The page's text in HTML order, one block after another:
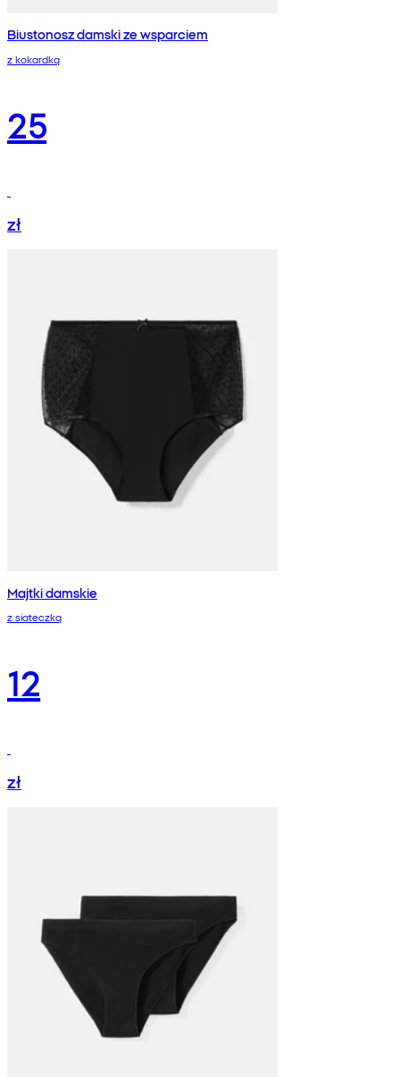
Biustonosz damski ze wsparciem
z kokardką
25
zł
Majtki damskie
z siateczką
12
zł